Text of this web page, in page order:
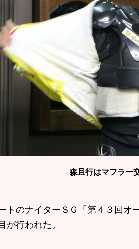
森且行はマフラー
トのナイターＳＧ「第４３回オ
が行われた。